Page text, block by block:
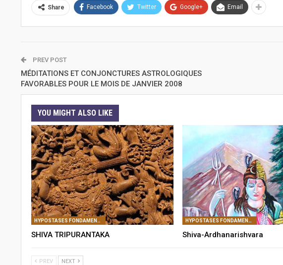
Share Facebook Twitter Google+ Email
PREV POST
MÉDITATIONS ET CONJONCTURES ASTROLOGIQUES
FAVORABLES POUR LE MOIS DE JANVIER 2008
YOU MIGHT ALSO LIKE
HYPOSTASES FONDAMENTALES DE SHIVA
SHIVA TRIPURANTAKA
HYPOSTASES FONDAMENTALES DE SHIVA
Shiva-Ardhanarishvara
PREV NEXT